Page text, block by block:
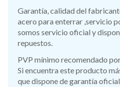
Garantía, calidad del
acero para enterrar ,servicio
somos servicio oficial y
repuestos.
PVP mínimo recomendado
Si encuentra este producto
que dispone de garantía